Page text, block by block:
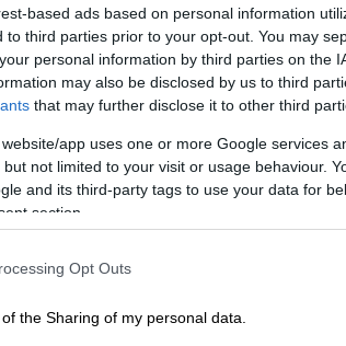
based ads based on personal information
to third parties prior to your opt-out. You may
personal information by third parties on the
may also be disclosed by us to third
that may further disclose it to other third
app uses one or more Google services
not limited to your visit or usage behaviour.
and its third-party tags to use your data for
section.
Opt Outs
the Sharing of my personal data.